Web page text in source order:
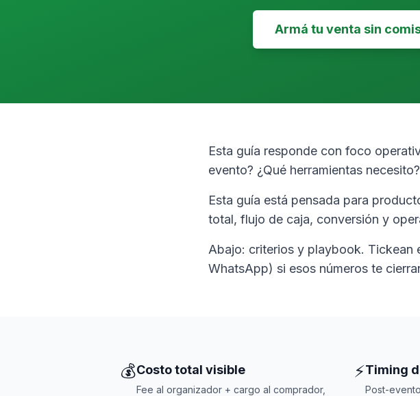
Armá tu venta sin
Esta guía responde con foco
evento? ¿Qué herramientas necesito?
Esta guía está pensada para
total, flujo de caja, conversión y
Abajo: criterios y playbook. Tickean
WhatsApp) si esos números te
💰Costo total visible
Fee al organizador + cargo al comprador,
⚡Timing
Post-